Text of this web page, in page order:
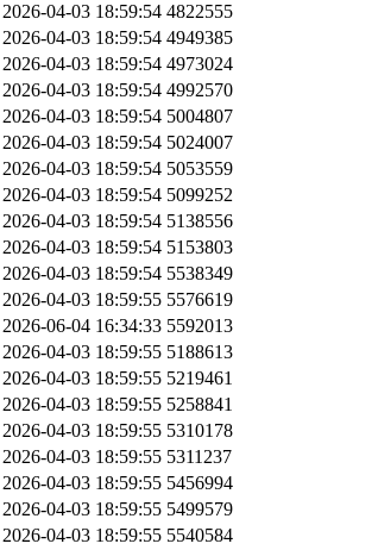
2026-04-03 18:59:54 4822555
2026-04-03 18:59:54 4949385
2026-04-03 18:59:54 4973024
2026-04-03 18:59:54 4992570
2026-04-03 18:59:54 5004807
2026-04-03 18:59:54 5024007
2026-04-03 18:59:54 5053559
2026-04-03 18:59:54 5099252
2026-04-03 18:59:54 5138556
2026-04-03 18:59:54 5153803
2026-04-03 18:59:54 5538349
2026-04-03 18:59:55 5576619
2026-06-04 16:34:33 5592013
2026-04-03 18:59:55 5188613
2026-04-03 18:59:55 5219461
2026-04-03 18:59:55 5258841
2026-04-03 18:59:55 5310178
2026-04-03 18:59:55 5311237
2026-04-03 18:59:55 5456994
2026-04-03 18:59:55 5499579
2026-04-03 18:59:55 5540584